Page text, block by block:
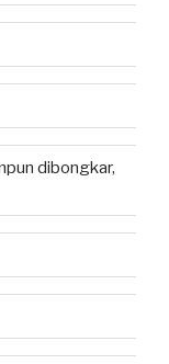
dibongkar,